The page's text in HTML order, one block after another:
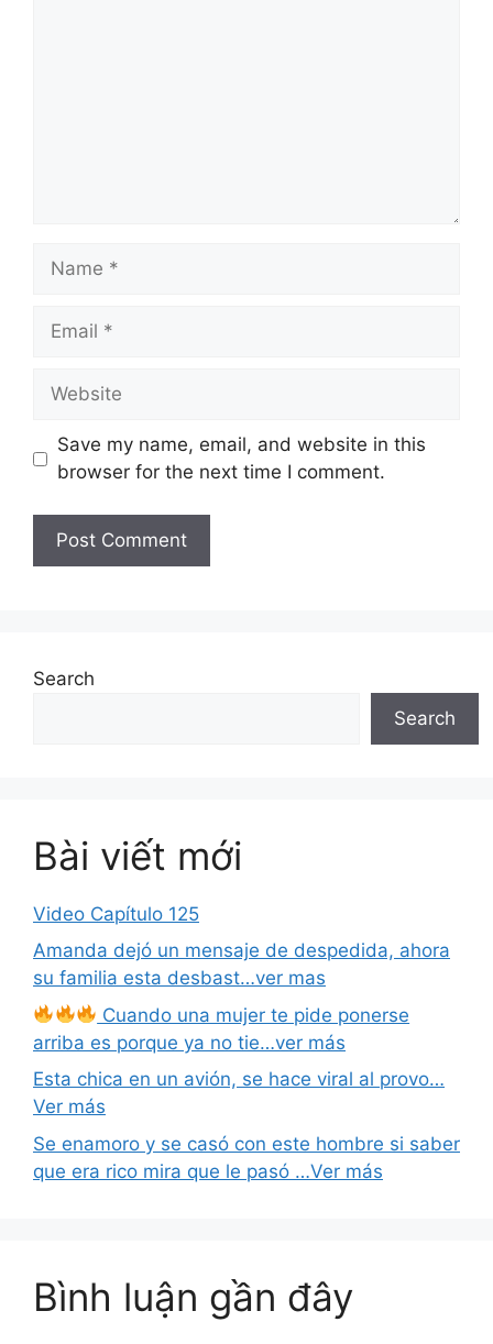
Name
Email
Website
Save my name, email, and website in this
browser for the next time I comment.
Search
Search
Bài viết mới
Video Capítulo 125
Amanda dejó un mensaje de despedida, ahora
su familia esta desbast…ver mas
Cuando una mujer te pide ponerse
arriba es porque ya no tie…ver más
Esta chica en un avión, se hace viral al provo…
Ver más
Se enamoro y se casó con este hombre si saber
que era rico mira que le pasó …Ver más
Bình luận gần đây